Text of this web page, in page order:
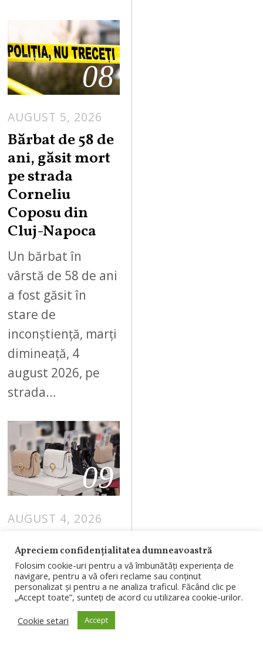
08
AUGUST 5, 2026
Bărbat de 58 de
ani, găsit mort
pe strada
Corneliu
Coposu din
Cluj-Napoca
Un bărbat în
vârstă de 58 de ani
a fost găsit în
stare de
inconștiență, marți
dimineață, 4
august 2026, pe
strada…
09
AUGUST 4, 2026
Branduri
românești, în
proiectul
RIVUS: un nou
concept al
BENVENUTI va
Apreciem confidențialitatea dumneavoastră
Folosim cookie-uri pentru a vă îmbunătăți experiența de
navigare, pentru a vă oferi reclame sau conținut
personalizat și pentru a ne analiza traficul. Făcând clic pe
„Accept toate”, sunteți de acord cu utilizarea cookie-urilor.
Cookie setari
Accept